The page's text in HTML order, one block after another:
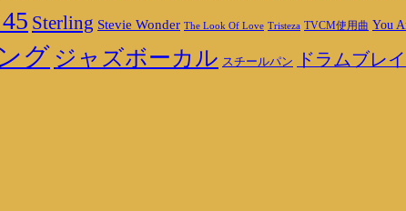
Sterling Stevie Wonder The Look Of Love Tristeza TVCM使用曲 You
グ ジャズボーカル スチールパン ドラムブレ